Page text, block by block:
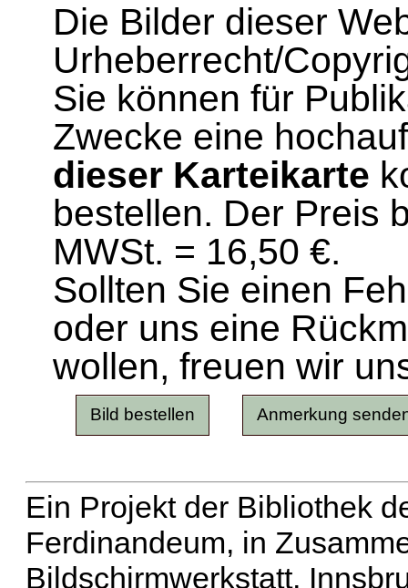
Die Bilder dieser
Urheberrecht/
Sie können für
Zwecke eine
dieser Karteikarte
bestellen. Der Preis
MWSt. = 16,50 €.
Sollten Sie einen
oder uns eine
wollen, freuen wir
Ein Projekt der Bibliothek
Ferdinandeum, in
Bildschirmwerkstatt,